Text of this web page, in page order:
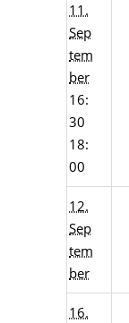
11.
Sep
tem
ber
16:
30
18:
00
12.
Sep
tem
ber
16.